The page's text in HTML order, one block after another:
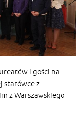
i gości na
starówce z
z Warszawskiego